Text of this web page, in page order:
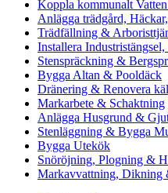
Koppla kommunalt
Anlägga trädgård,
Trädfällning &
Installera
Stenspräckning &
Bygga Altan & Pooldäck
Dränering & Renovera
Markarbete & Schaktning
Anlägga Husgrund &
Stenläggning & Bygga
Bygga Utekök
Snöröjning, Plogning &
Markavvattning, Dikning